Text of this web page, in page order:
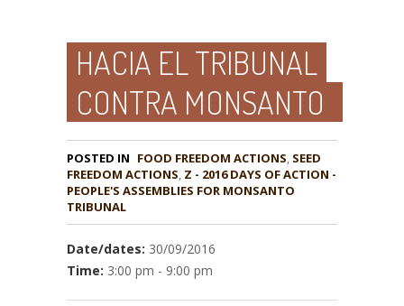
HACIA EL TRIBUNAL
CONTRA MONSANTO
POSTED IN FOOD FREEDOM ACTIONS, SEED
, Z - 2016 DAYS OF ACTION -
PEOPLE'S ASSEMBLIES FOR MONSANTO
TRIBUNAL
Date/dates: 30/09/2016
Time: 3:00 pm - 9:00 pm